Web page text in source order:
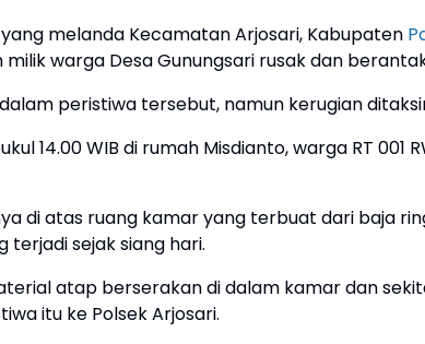
melanda Kecamatan Arjosari, Kabupaten
warga Desa Gunungsari rusak dan
peristiwa tersebut, namun kerugian
14.00 WIB di rumah Misdianto, warga RT 001
di atas ruang kamar yang terbuat dari baja
sejak siang hari.
atap berserakan di dalam kamar dan
itu ke Polsek Arjosari.